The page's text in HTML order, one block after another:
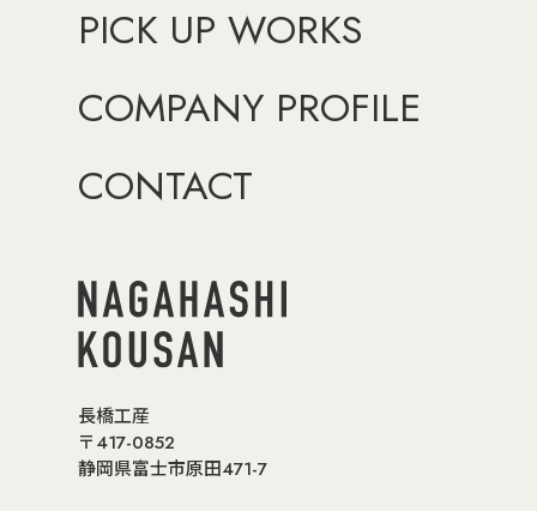
長橋工産
〒417-0852
静岡県富士市原田471-7
PICK UP WORKS
COMPANY PROFILE
CONTACT